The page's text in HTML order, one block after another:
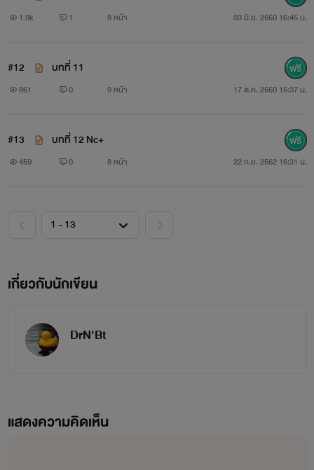
#บุคคลในภาพไม่ได้เกี่ยวข้องกับเนื้อเรื่องใดๆทั้งสิ้นเกิดจาก
ความมโนล้วนๆๆ.
#เริ่มแต่งครั้งแรกผิดพลาดคประการใดขออภัย ณ ที่นี้ด้วยค่ะ.
#เรื่องนี้อาจจะมีNcบ้างเล็กน้อย
#เม้นหรือติชมได้นะคะ
1.9k 1 8 หน้า 03 มิ.ย. 2560 16:45 น.
#12 บทที่ 11
861 0 9 หน้า 17 ต.ค. 2560 15:37 น.
#13 บทที่ 12 Nc+
459 0 8 หน้า 22 ก.ย. 2562 16:31 น.
เกี่ยวกับนักเขียน
DrN'Bt
แสดงความคิดเห็น